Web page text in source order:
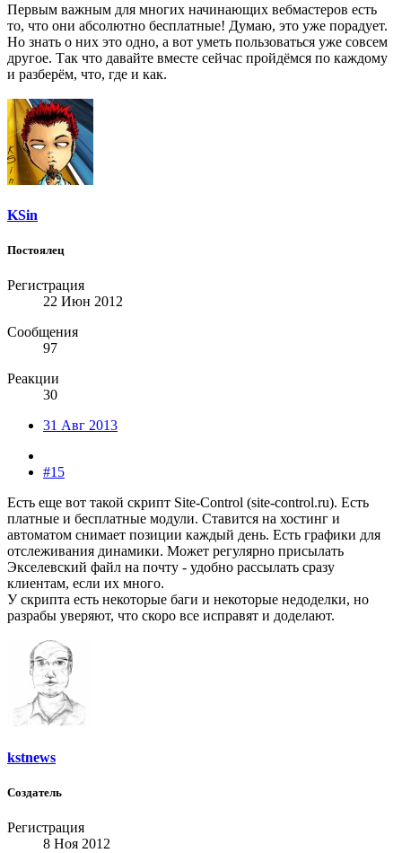
Первым важным для многих начинающих вебмастеров есть
то, что они абсолютно бесплатные! Думаю, это уже порадует.
Но знать о них это одно, а вот уметь пользоваться уже совсем
другое. Так что давайте вместе сейчас пройдёмся по каждому
и разберём, что, где и как.
KSin
Постоялец
Регистрация
22 Июн 2012
Сообщения
97
Реакции
30
31 Авг 2013
#15
Есть еще вот такой скрипт Site-Control (site-control.ru). Есть
платные и бесплатные модули. Ставится на хостинг и
автоматом снимает позиции каждый день. Есть графики для
отслеживания динамики. Может регулярно присылать
Экселевский файл на почту - удобно рассылать сразу
клиентам, если их много.
У скрипта есть некоторые баги и некоторые недоделки, но
разрабы уверяют, что скоро все исправят и доделают.
kstnews
Создатель
Регистрация
8 Ноя 2012